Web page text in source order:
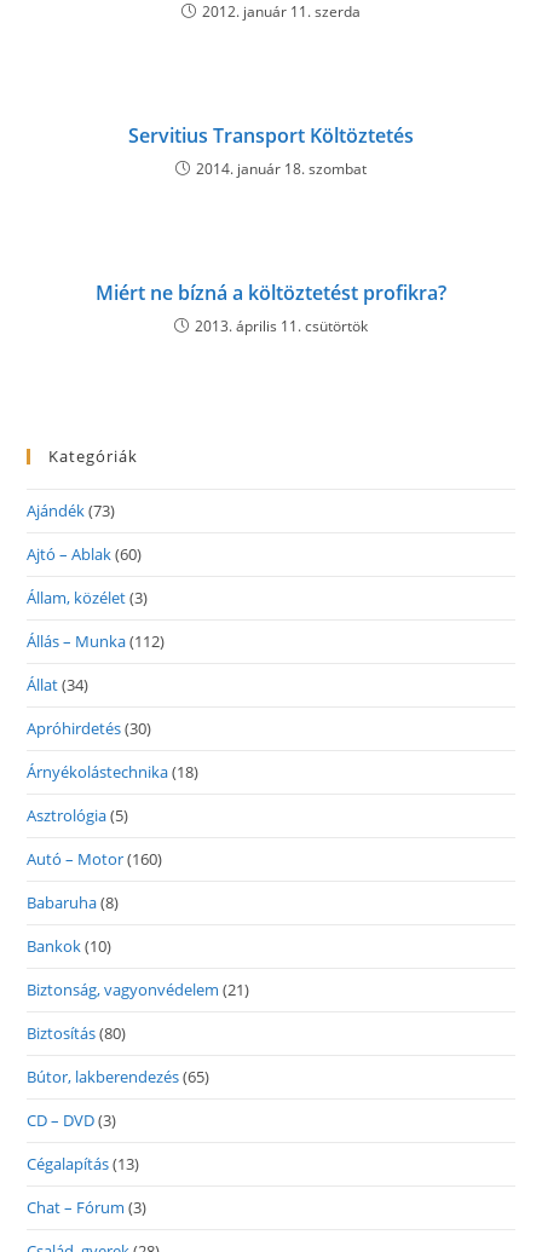
2012. január 11. szerda
Servitius Transport Költöztetés
2014. január 18. szombat
Miért ne bízná a költöztetést profikra?
2013. április 11. csütörtök
Kategóriák
Ajándék(73)
Ajtó – Ablak(60)
Állam, közélet(3)
Állás – Munka(112)
Állat(34)
Apróhirdetés(30)
Árnyékolástechnika(18)
Asztrológia(5)
Autó – Motor(160)
Babaruha(8)
Bankok(10)
Biztonság, vagyonvédelem (21)
Biztosítás(80)
Bútor, lakberendezés(65)
CD – DVD(3)
Cégalapítás(13)
Chat – Fórum (3)